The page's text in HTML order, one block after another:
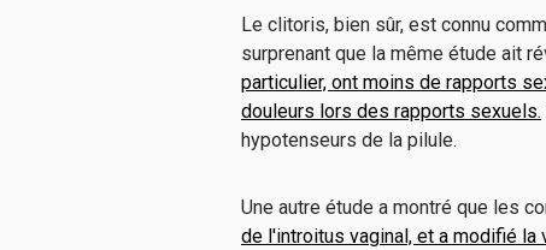
Le clitoris, bien sûr, est connu
surprenant que la même étude ait
particulier, ont moins de rapports
douleurs lors des rapports sexuels.
hypotenseurs de la pilule.
Une autre étude a montré que les
de l'introitus vaginal, et a modifié la